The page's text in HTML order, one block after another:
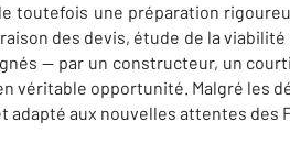
toutefois une préparation
des devis, étude de la
— par un constructeur, un
véritable opportunité. Malgré les
adapté aux nouvelles attentes des